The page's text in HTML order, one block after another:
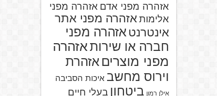
אזהרה מפני אדם אזהרה מפני
אלימות אזהרה מפני אתר
אינטרנט אזהרה מפני
חברה או שירות אזהרה
מפני מוצרים אזהרת
וירוס מחשב איכות הסביבה
אילן רמון ביטחון בעלי חיים